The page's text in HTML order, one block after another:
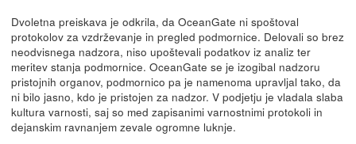
Dvoletna preiskava je odkrila, da OceanGate ni spoštoval
protokolov za vzdrževanje in pregled podmornice. Delovali so brez
neodvisnega nadzora, niso upoštevali podatkov iz analiz ter
meritev stanja podmornice. OceanGate se je izogibal nadzoru
pristojnih organov, podmornico pa je namenoma upravljal tako, da
ni bilo jasno, kdo je pristojen za nadzor. V podjetju je vladala slaba
kultura varnosti, saj so med zapisanimi varnostnimi protokoli in
dejanskim ravnanjem zevale ogromne luknje.